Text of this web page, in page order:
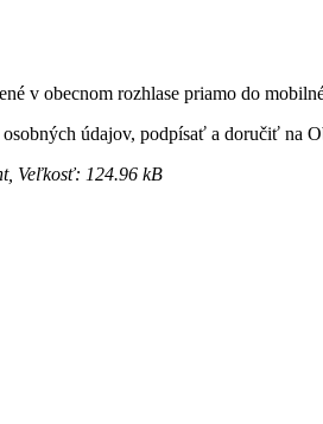
v obecnom rozhlase priamo do
údajov, podpísať a doručiť na
Veľkosť: 124.96 kB